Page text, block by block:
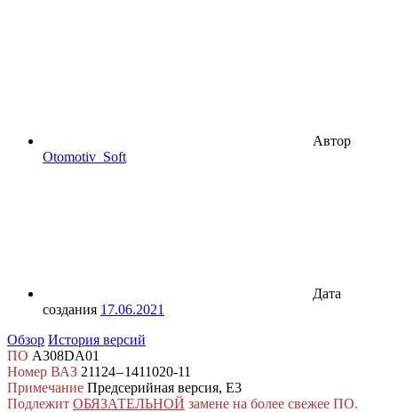
Автор
Otomotiv_Soft
Дата
создания 17.06.2021
Обзор История версий
ПО A308DA01
Номер ВАЗ 21124 – 1411020-11
Примечание Предсерийная версия, E3
Подлежит ОБЯЗАТЕЛЬНОЙ замене на более свежее ПО.